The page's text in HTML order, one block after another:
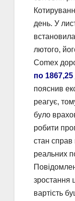
день. У
лютого,
Comex
по
пояснив
реагує,
було
робити
стан справ
реальних
зростання
вартість